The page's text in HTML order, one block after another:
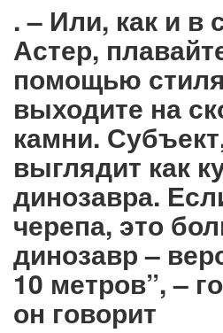
. – Или, как и в
Астер,
помощью
выходите на
камни.
выглядит как
динозавра.
черепа, это
динозавр –
10 метров”, –
он говорит